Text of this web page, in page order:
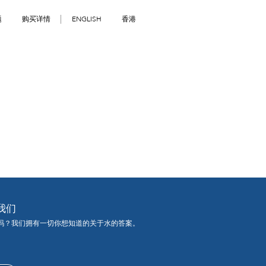
购买详情 ENGLISH 香港
们
？我们拥有一切你想知道的关于水的答案。